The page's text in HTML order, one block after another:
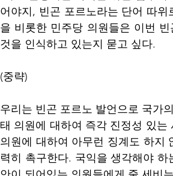
어야지, 빈곤 포르노라는 단어 따
을 비롯한 민주당 의원들은 이번
것을 인식하고 있는지 묻고 싶다.
(중략)
우리는 빈곤 포르노 발언으로 국가
태 의원에 대하여 즉각 진정성 있
의원에 대하여 아무런 징계도 하지
력히 촉구한다. 국익을 생각해야